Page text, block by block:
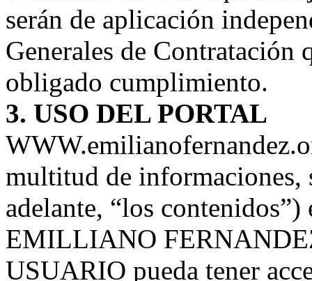
serán de aplicación
Generales de Contratación
obligado cumplimiento.
3. USO DEL PORTAL
multitud de informaciones,
adelante, “los
EMILLIANO
USUARIO pueda tener